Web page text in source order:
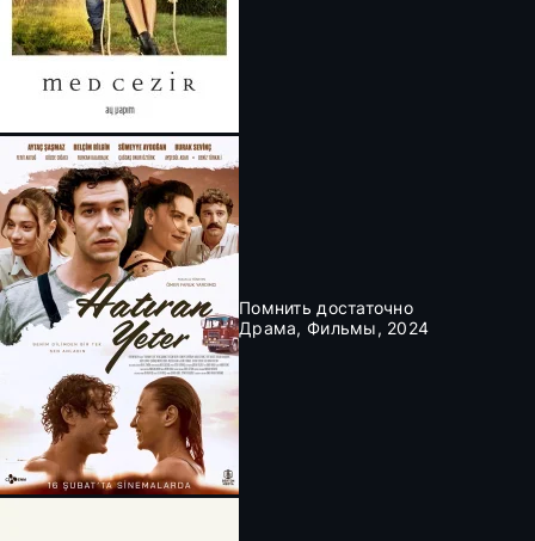
Помнить достаточно
Драма, Фильмы, 2024